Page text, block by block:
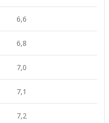
6,6
6,8
7,0
7,1
7,2